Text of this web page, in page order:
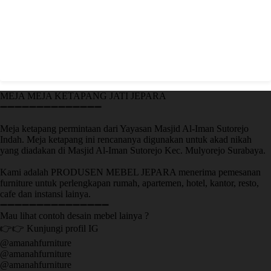
MEJA MEJA KETAPANG JATI JEPARA
➖➖➖➖➖➖➖➖➖➖➖➖➖➖
Meja ketapang permintaan dari Yayasan Masjid Al-Iman Sutorejo
Indah. Meja ketapang ini rencananya digunakan untuk akad nikah
yang diadakan di Masjid Al-Iman Sutorejo Kec. Mulyorejo Surabaya.
Kami adalah PRODUSEN MEBEL JEPARA menerima pemesanan
furniture untuk perlengkapan rumah, apartemen, hotel, kantor, resto,
cafe dan instansi lainya.
➖➖➖➖➖➖➖➖➖➖➖➖➖➖➖
Mau lihat contoh desain mebel lainya ?
👉👉 Kunjungi profil IG
@amanahfurniture
@amanahfurniture
@amanahfurniture